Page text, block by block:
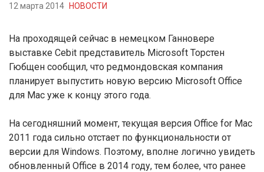
12 марта 2014 НОВОСТИ
На проходящей сейчас в немецком Ганновере
выставке Cebit представитель Microsoft Торстен
Гюбщен сообщил, что редмондовская компания
планирует выпустить новую версию Microsoft Office
для Mac уже к концу этого года.
На сегодняшний момент, текущая версия Office for Mac
2011 года сильно отстает по функциональности от
версии для Windows. Поэтому, вполне логично увидеть
обновленный Office в 2014 году, тем более, что ранее